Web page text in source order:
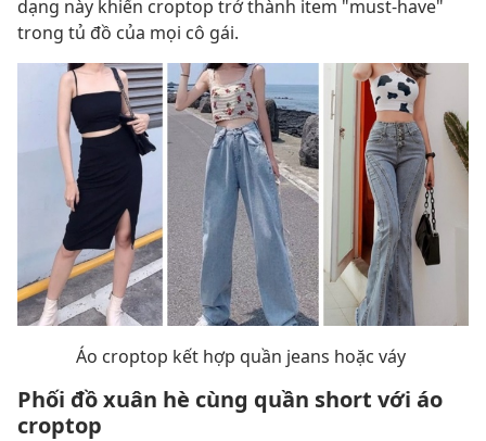
dạng này khiến croptop trở thành item "must-have"
trong tủ đồ của mọi cô gái.
Áo croptop kết hợp quần jeans hoặc váy
Phối đồ xuân hè cùng quần short với áo
croptop